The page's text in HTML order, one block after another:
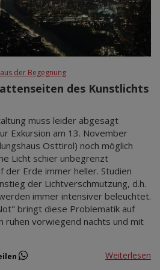
der Begegnung
des Kunstlichts
muss leider abgesagt
Exkursion am 13. November
Osttirol) noch möglich
Licht schier unbegrenzt
Erde immer heller. Studien
der Lichtverschmutzung, d.h.
immer intensiver beleuchtet.
bringt diese Problematik auf
ruhen vorwiegend nachts und mit
Weiterlesen